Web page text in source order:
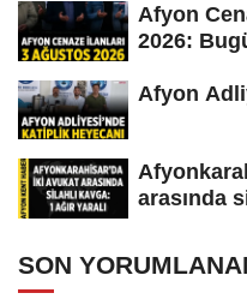
Afyon
2026:
Afyon
arasında
SON